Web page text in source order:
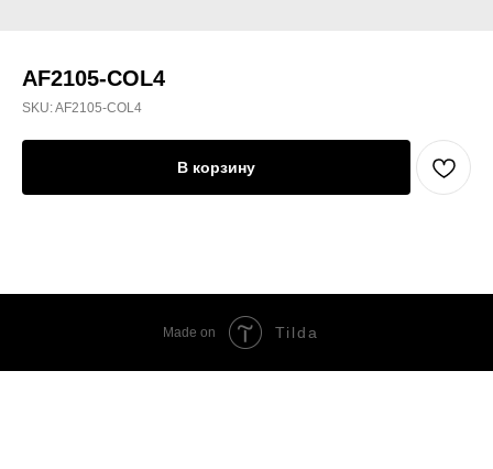
AF2105-COL4
SKU:AF2105-COL4
В корзину
Made on Tilda